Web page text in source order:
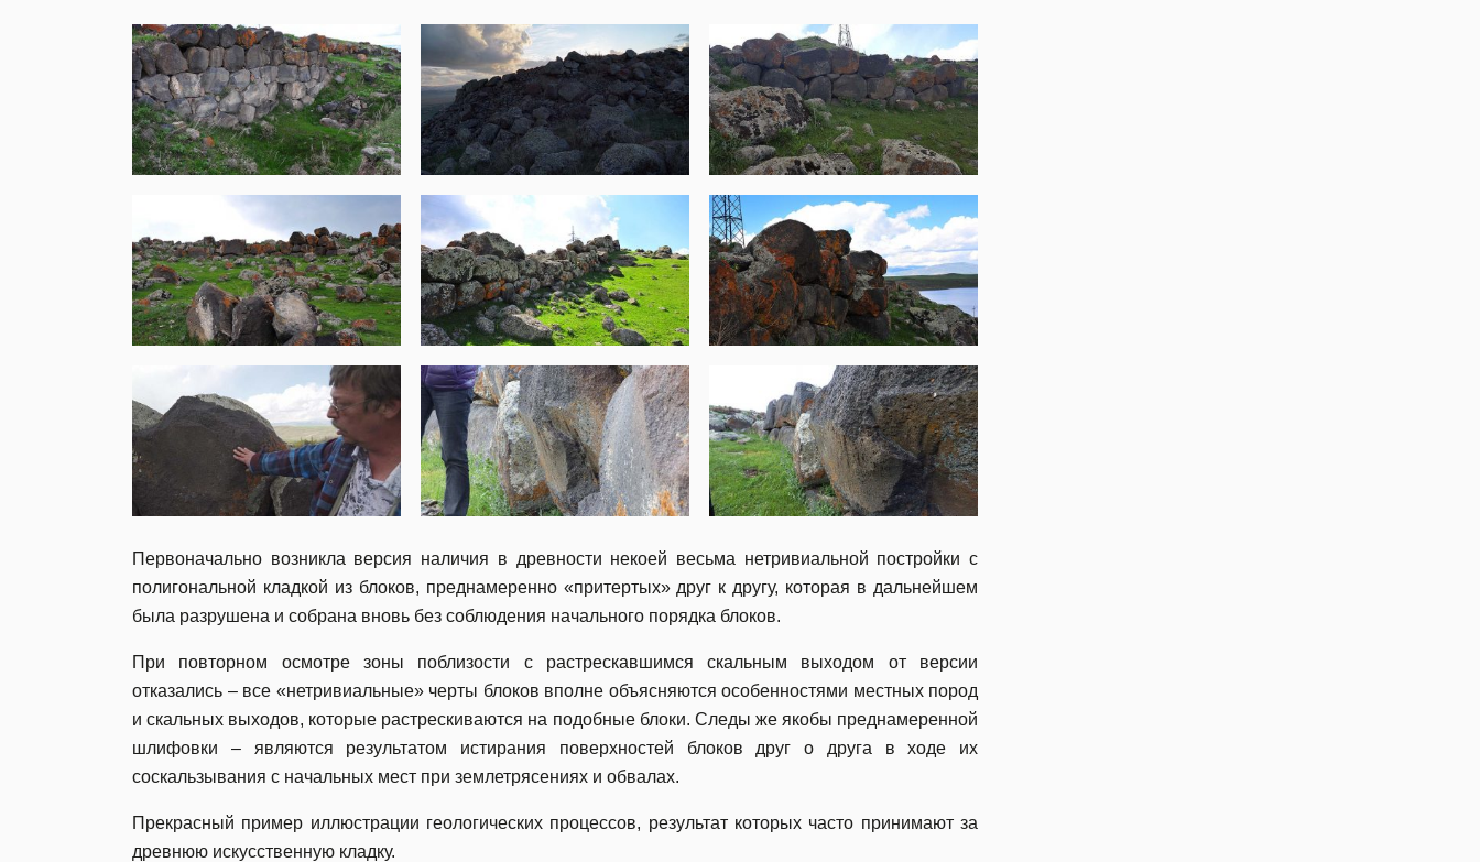
Первоначально возникла версия наличия в древности некоей весьма нетривиальной постройки с
полигональной кладкой из блоков, преднамеренно «притертых» друг к другу, которая в дальнейшем
была разрушена и собрана вновь без соблюдения начального порядка блоков.
При повторном осмотре зоны поблизости с растрескавшимся скальным выходом от версии
отказались – все «нетривиальные» черты блоков вполне объясняются особенностями местных пород
и скальных выходов, которые растрескиваются на подобные блоки. Следы же якобы преднамеренной
шлифовки – являются результатом истирания поверхностей блоков друг о друга в ходе их
соскальзывания с начальных мест при землетрясениях и обвалах.
Прекрасный пример иллюстрации геологических процессов, результат которых часто принимают за
древнюю искусственную кладку.